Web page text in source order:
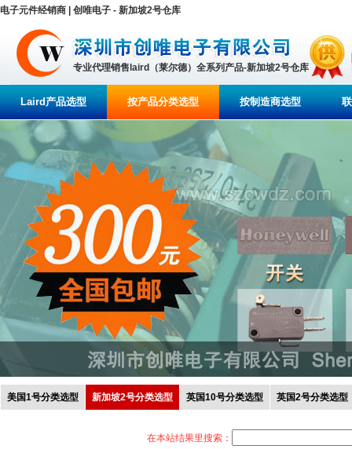
电子元件经销商 | 创唯电子 - 新加坡2号仓库
专业代理销售laird（莱尔德）全系列产品-新加坡2号仓库
Laird产品选型 按产品分类选型 按制造商选型
美国1号分类选型 新加坡2号分类选型 英国10号分类选型 英国2号分类选型
在本站结果里搜索：